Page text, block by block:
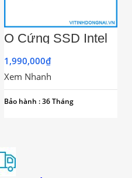
Ổ Cứng SSD Intel
Pro 512GB 2.5 inch
chính hãng
1,990,000₫
Xem Nhanh
Bảo hành : 36 Tháng